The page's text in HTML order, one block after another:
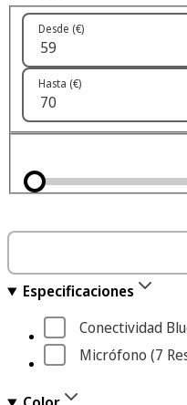
Desde (€)
Hasta (€)
Especificaciones
Conectividad
Micrófono (7